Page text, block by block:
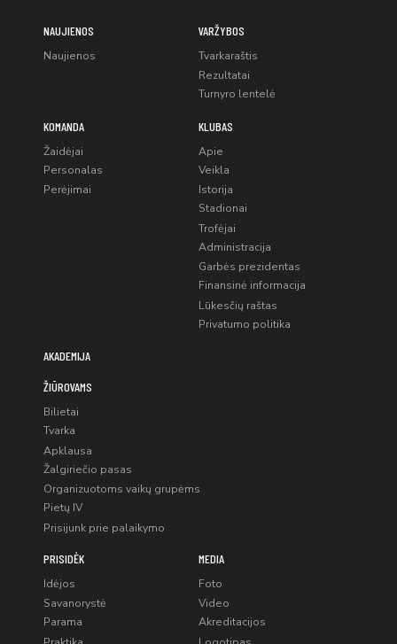
NAUJIENOS
Naujienos
VARŽYBOS
Tvarkaraštis
Rezultatai
Turnyro lentelė
KOMANDA
Žaidėjai
Personalas
Perėjimai
KLUBAS
Apie
Veikla
Istorija
Stadionai
Trofėjai
Administracija
Garbės prezidentas
Finansinė informacija
Lūkesčių raštas
Privatumo politika
AKADEMIJA
ŽIŪROVAMS
Bilietai
Tvarka
Apklausa
Žalgiriečio pasas
Organizuotoms vaikų grupėms
Pietų IV
Prisijunk prie palaikymo
PRISIDĖK
Idėjos
Savanorystė
Parama
MEDIA
Foto
Video
Akreditacijos